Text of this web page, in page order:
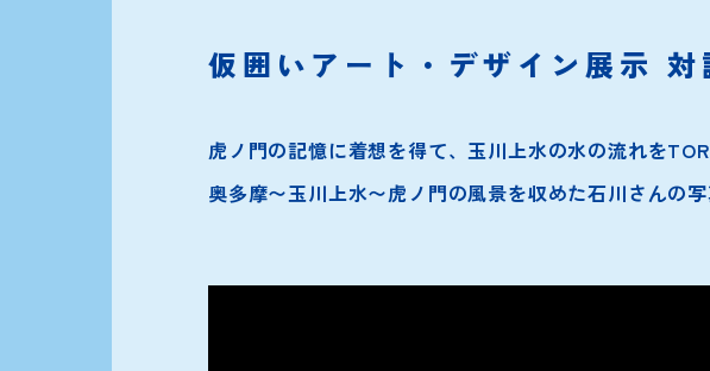
仮囲いアート・デザイン展示対
虎ノ門の記憶に着想を得て、玉川上水の水の流れを
奥多摩〜玉川上水〜虎ノ門の風景を収めた石川さんの